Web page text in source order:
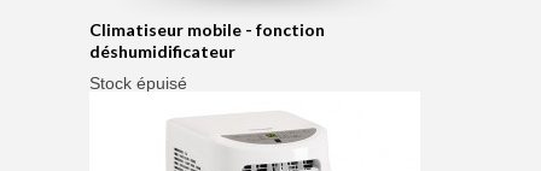
Climatiseur mobile - fonction
déshumidificateur
Stock épuisé